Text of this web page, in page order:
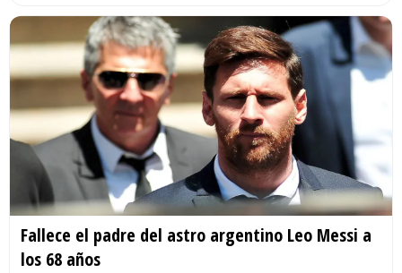
Fallece el padre del astro argentino Leo Messi a
los 68 años